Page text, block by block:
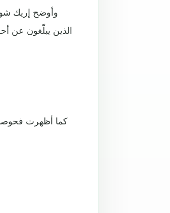
وأوضح إريك
الذين يبلّغون عن
كما أظهرت